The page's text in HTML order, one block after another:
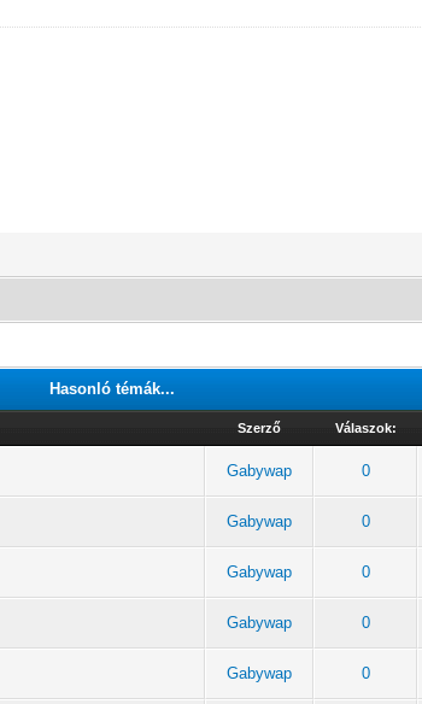
Hasonló témák...
Szerző Válaszok:
Gabywap 0
Gabywap 0
Gabywap 0
Gabywap 0
Gabywap 0